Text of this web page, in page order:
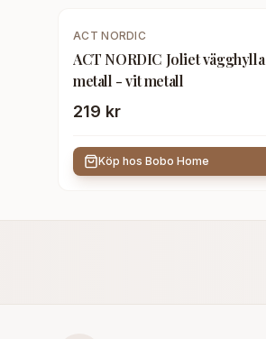
ACT NORDIC
ACT NORDIC Joliet vägghylla
metall - vit metall
219 kr
Köp hos Bobo Home